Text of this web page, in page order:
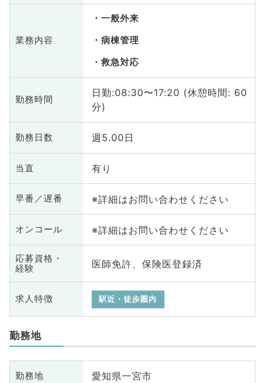
業務内容
一般外来
病棟管理
救急対応
勤務時間
日勤:08:30〜17:20 (休憩時間: 60
分)
勤務日数 週5.00日
当直 有り
早番／遅番 ※詳細はお問い合わせください
オンコール ※詳細はお問い合わせください
応募資格・
経験
医師免許、保険医登録済
求人特徴 駅近・徒歩圏内
勤務地
勤務地 愛知県一宮市